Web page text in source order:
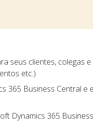
seus clientes, colegas
etc.)
365 Business Central e
Dynamics 365